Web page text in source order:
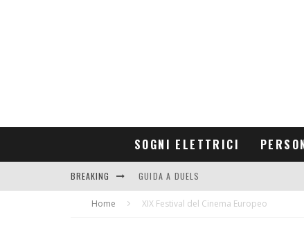
SOGNI ELETTRICI
BREAKING GUIDA A DUELS
CONTRIBUTORS
Home XIX Festival del Cinema Europeo